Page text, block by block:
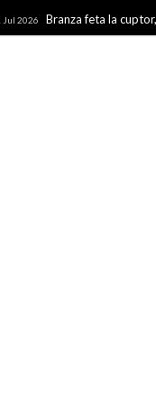
Jul 2026 Branza feta la